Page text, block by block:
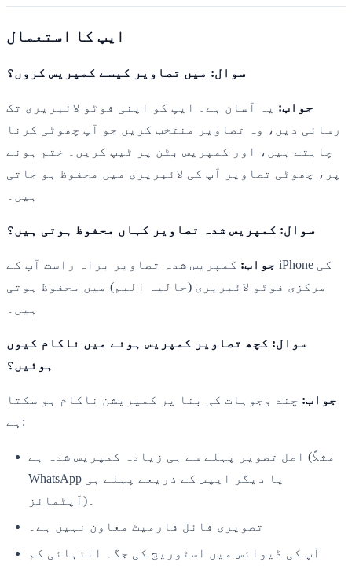
ایپ کا استعمال
سوال: میں تصاویر کیسے کمپریس کروں؟
جواب: یہ آسان ہے۔ ایپ کو اپنی فوٹو لائبریری تک
رسائی دیں، وہ تصاویر منتخب کریں جو آپ چھوٹی کرنا
چاہتے ہیں، اور کمپریس بٹن پر ٹیپ کریں۔ ختم ہونے
پر، چھوٹی تصاویر آپ کی لائبریری میں محفوظ ہو جاتی
ہیں۔
سوال: کمپریس شدہ تصاویر کہاں محفوظ ہوتی ہیں؟
جواب: کمپریس شدہ تصاویر براہ راست آپ کے iPhone کی
مرکزی فوٹو لائبریری (حالیہ البم) میں محفوظ ہوتی
ہیں۔
سوال: کچھ تصاویر کمپریس ہونے میں ناکام کیوں
ہوئیں؟
جواب: چند وجوہات کی بنا پر کمپریشن ناکام ہو سکتا
ہے:
اصل تصویر پہلے سے ہی زیادہ کمپریس شدہ ہے (مثلاً
WhatsApp یا دیگر ایپس کے ذریعے پہلے ہی
تصویری فائل فارمیٹ معاون نہیں ہے۔
آپ کی ڈیوائس میں اسٹوریج کی جگہ انتہائی کم